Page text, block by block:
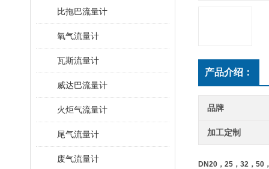
比拖巴流量计
氧气流量计
瓦斯流量计
威达巴流量计
火炬气流量计
尾气流量计
废气流量计
产品介绍：
品牌
加工定制
DN20，25，32，50